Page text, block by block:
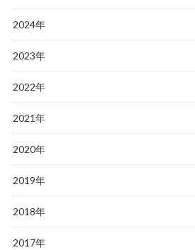
2024年
2023年
2022年
2021年
2020年
2019年
2018年
2017年